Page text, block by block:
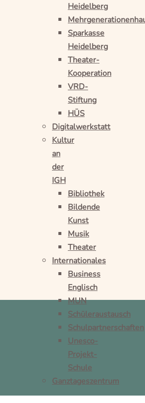
Heidelberg
Sparkasse
Heidelberg
Theater-
Kooperation
VRD-
Stiftung
HÜS
Digitalwerkstatt
Kultur
an
der
IGH
Bibliothek
Bildende
Kunst
Musik
Theater
Internationales
Business
Englisch
MUN
Schüleraustausch
Schulpartnerschaften
Unesco-
Projekt-
Schule
Ganztageszentrum